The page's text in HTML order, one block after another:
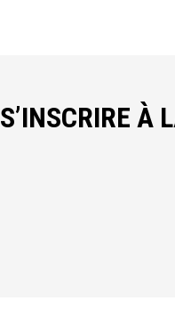
S’INSCRIRE À